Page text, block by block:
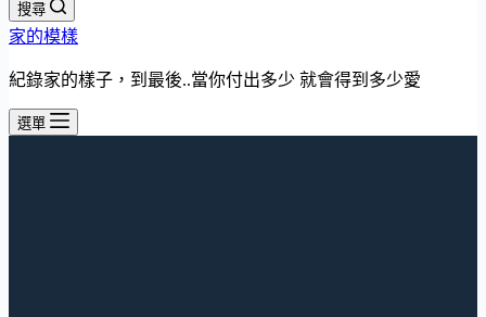
搜尋
家的模樣
紀錄家的樣子，到最後..當你付出多少 就會得到多少愛
選單